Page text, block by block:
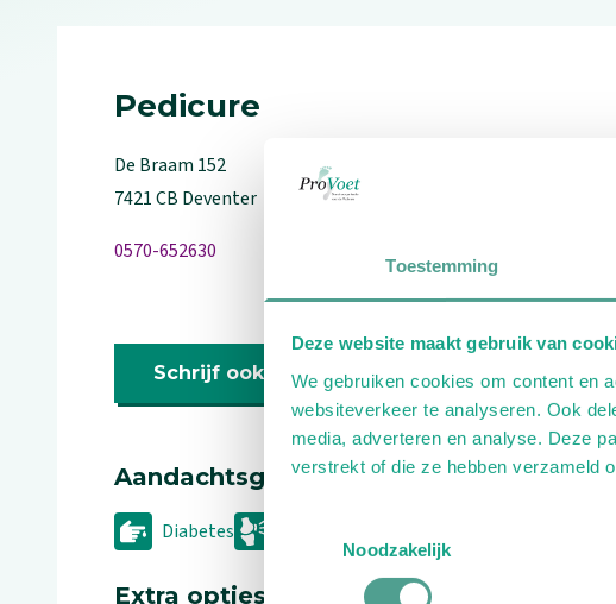
Toestemming
Deze website maakt gebruik van
We gebruiken cookies om content en
websiteverkeer te analyseren. Ook
media, adverteren en analyse. Deze
verstrekt of die ze hebben verzameld
Toestemmingsselectie
Noodzakelijk
Pedicure
De Braam 152
7421 CB Deventer
0570-652630
Schrijf ook een review
Aandachtsgebieden
Diabetes
Extra opties